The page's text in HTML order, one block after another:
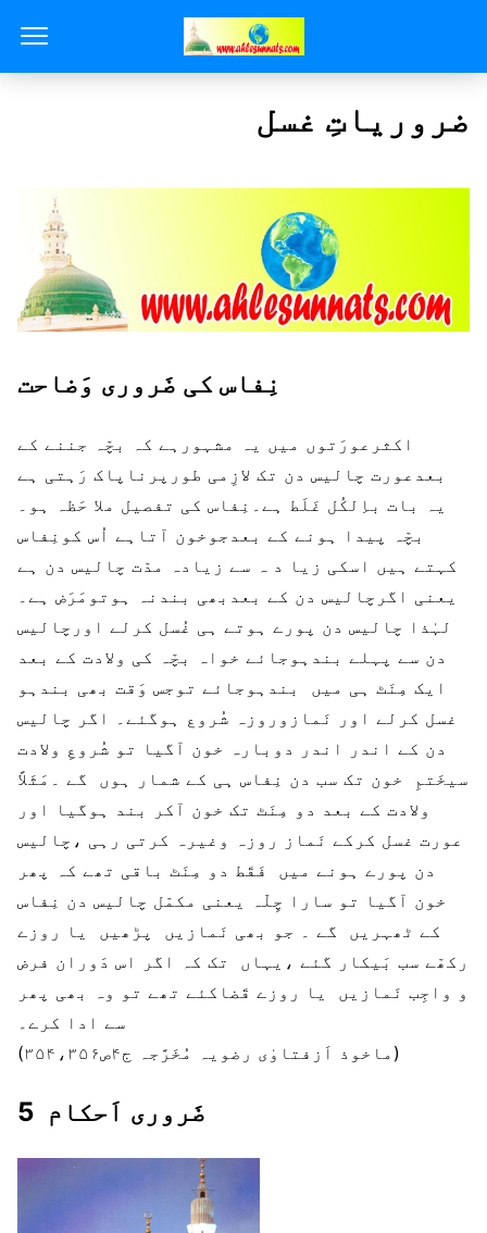
ضروریاتِ غسل
نِفاس کی ضَروری وَضاحت
اکثرعورَتوں میں یہ مشہورہے کہ بچّہ جننے کے
بعدعورت چالیس دن تک لازِمی طورپرناپاک رَہتی ہے
یہ بات باِلکُل غَلَط ہے۔نِفاس کی تفصیل ملا حَظہ ہو۔
بچّہ پیدا ہونے کے بعدجوخون آتاہے اُس کونِفاس
کہتے ہیں اسکی زیا د ہ سے زیادہ مدّت چالیس دن ہے
یعنی اگرچالیس دن کے بعدبھی بندنہ ہوتومَرَض ہے۔
لہٰذا چالیس دن پورے ہوتے ہی غُسل کرلے اورچالیس
دن سے پہلے بندہوجائے خواہ بچّہ کی ولادت کے بعد
ایک مِنَٹ ہی میں بندہوجائے توجس وَقت بھی بندہو
غسل کرلے اور نَمازوروزہ شُروع ہوگئے۔ اگر چالیس
دن کے اندر اندر دوبارہ خون آگیا تو شُروعِ ولادت
سیخَتمِ خون تک سب دن نِفاس ہی کے شمار ہوں گے ۔مَثَلاً
ولادت کے بعد دو مِنَٹ تک خون آکر بند ہوگیا اور
عورت غسل کرکے نَماز روزہ وغیرہ کرتی رہی ،چالیس
دن پورے ہونے میں فَقَط دو مِنَٹ باقی تھے کہ پھر
خون آگیا تو سارا چِلّہ یعنی مکمّل چالیس دن نِفاس
کے ٹھہریں گے ۔ جو بھی نَمازیں پڑھیں یا روزے
رکھّے سب بَیکار گئے ،یہاں تک کہ اگر اس دَوران فرض
و واجِب نَمازیں یا روزے قَضاکئے تھے تو وہ بھی پھر
سے ادا کرے۔
(ماخوذ اَزفتاوٰی رضویہ مُخَرَّجہ ج۴ص۳۵۴،۳۵۶)
5 ضَروری اَحکام